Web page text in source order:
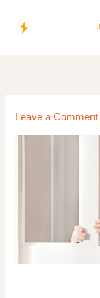
content
Leave a Comment